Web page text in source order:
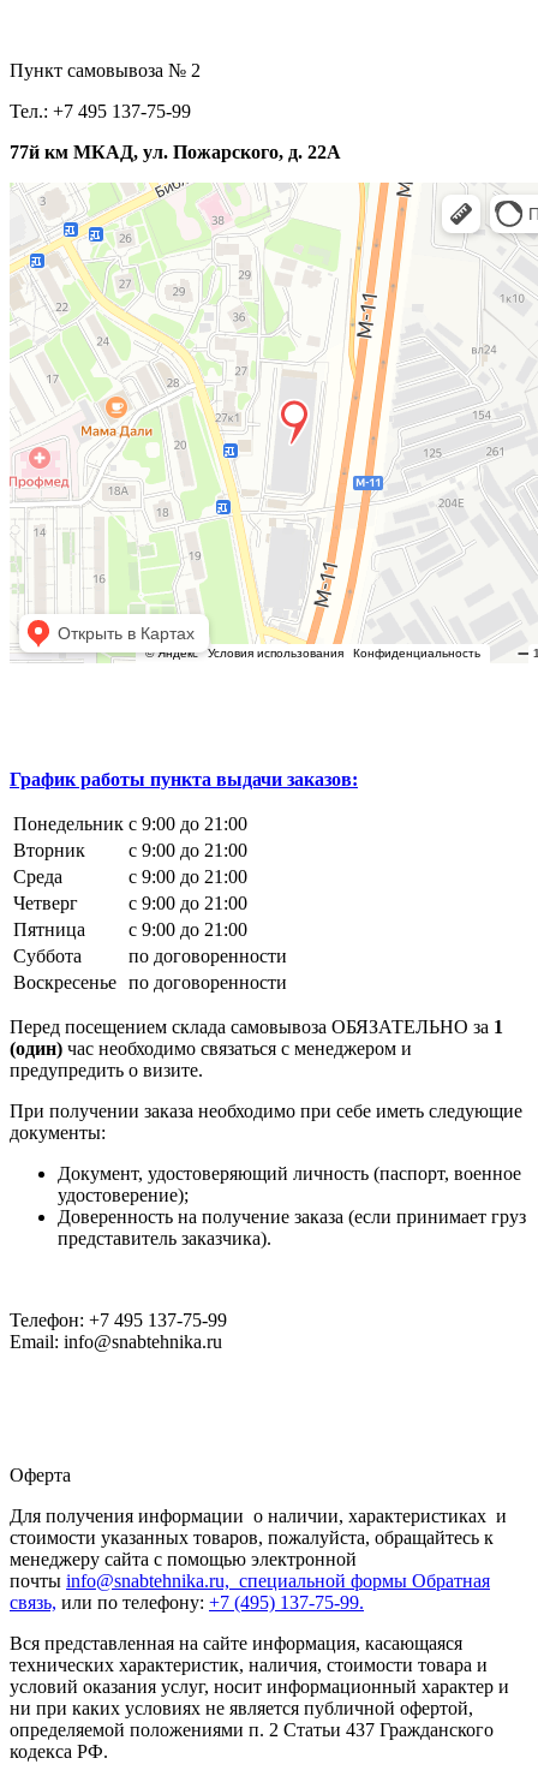
Пункт самовывоза № 2
Тел.: +7 495 137-75-99
77й км МКАД, ул. Пожарского, д. 22А
График работы пункта выдачи заказов:
Понедельник с 9:00 до 21:00
Вторник
с 9:00 до 21:00
Среда
с 9:00 до 21:00
Четверг
с 9:00 до 21:00
Пятница
с 9:00 до 21:00
Суббота
по договоренности
Воскресенье по договоренности
Перед посещением склада самовывоза ОБЯЗАТЕЛЬНО за 1
(один) час необходимо связаться с менеджером и
предупредить о визите.
При получении заказа необходимо при себе иметь следующие
документы:
Документ, удостоверяющий личность (паспорт, военное
удостоверение);
Доверенность на получение заказа (если принимает груз
представитель заказчика).
Телефон: +7 495 137-75-99
Email: info@snabtehnika.ru
Оферта
Для получения информации о наличии, характеристиках и
стоимости указанных товаров, пожалуйста, обращайтесь к
менеджеру сайта с помощью электронной
почты info@snabtehnika.ru, специальной формы Обратная
связь, или по телефону: +7 (495) 137-75-99.
Вся представленная на сайте информация, касающаяся
технических характеристик, наличия, стоимости товара и
условий оказания услуг, носит информационный характер и
ни при каких условиях не является публичной офертой,
определяемой положениями п. 2 Статьи 437 Гражданского
кодекса РФ.